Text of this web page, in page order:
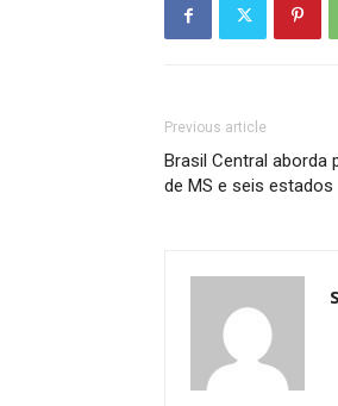
Previous article
Brasil Central aborda
de MS e seis estados